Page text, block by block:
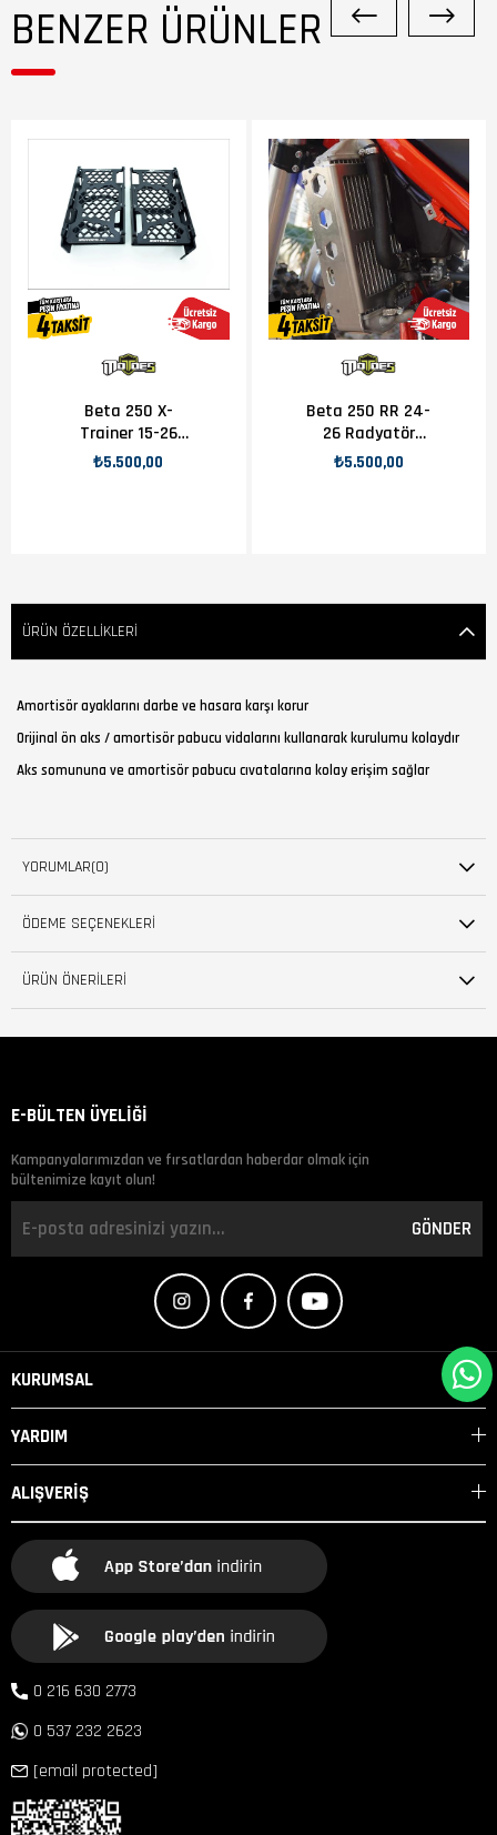
BENZER ÜRÜNLER
Beta 250 X-
Trainer 15-26
Radyatör Koruma
₺5.500,00
Beta 250 RR 24-
26 Radyatör
Koruma
₺5.500,00
ÜRÜN ÖZELLIKLERI
Amortisör ayaklarını darbe ve hasara karşı korur
Orijinal ön aks / amortisör pabucu vidalarını kullanarak kurulumu kolaydır
Aks somununa ve amortisör pabucu cıvatalarına kolay erişim sağlar
YORUMLAR(0)
ÖDEME SEÇENEKLERI
ÜRÜN ÖNERILERI
E-BÜLTEN ÜYELİĞİ
Kampanyalarımızdan ve fırsatlardan haberdar olmak için
bültenimize kayıt olun!
GÖNDER
KURUMSAL
YARDIM
ALIŞVERİŞ
0 216 630 2773
0 537 232 2623
[email protected]